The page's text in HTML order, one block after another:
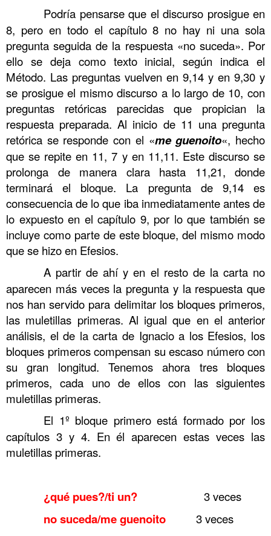
Podría pensarse que el discurso prosigue en
8, pero en todo el capítulo 8 no hay ni una sola
pregunta seguida de la respuesta «no suceda». Por
ello se deja como texto inicial, según indica el
Método. Las preguntas vuelven en 9,14 y en 9,30 y
se prosigue el mismo discurso a lo largo de 10, con
preguntas retóricas parecidas que propician la
respuesta preparada. Al inicio de 11 una pregunta
retórica se responde con el «me guenoito«, hecho
que se repite en 11, 7 y en 11,11. Este discurso se
prolonga de manera clara hasta 11,21, donde
terminará el bloque. La pregunta de 9,14 es
consecuencia de lo que iba inmediatamente antes de
lo expuesto en el capítulo 9, por lo que también se
incluye como parte de este bloque, del mismo modo
que se hizo en Efesios.
A partir de ahí y en el resto de la carta no
aparecen más veces la pregunta y la respuesta que
nos han servido para delimitar los bloques primeros,
las muletillas primeras. Al igual que en el anterior
análisis, el de la carta de Ignacio a los Efesios, los
bloques primeros compensan su escaso número con
su gran longitud. Tenemos ahora tres bloques
primeros, cada uno de ellos con las siguientes
muletillas primeras.
El 1º bloque primero está formado por los
capítulos 3 y 4. En él aparecen estas veces las
muletillas primeras.
¿qué pues?/ti un? 3 veces
no suceda/me guenoito 3 veces